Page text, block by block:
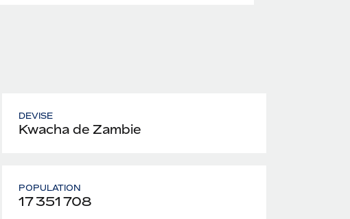
DEVISE
Kwacha de Zambie
POPULATION
17 351 708